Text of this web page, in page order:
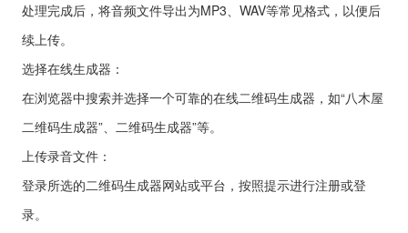
处理完成后，将音频文件导出为MP3、WAV等常见格式，以便后
续上传。
选择在线生成器：
在浏览器中搜索并选择一个可靠的在线二维码生成器，如“八木屋
二维码生成器”、二维码生成器”等。
上传录音文件：
登录所选的二维码生成器网站或平台，按照提示进行注册或登
录。